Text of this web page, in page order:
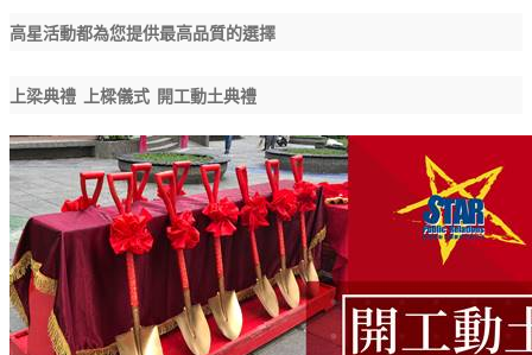
高星活動都為您提供最高品質的選擇
上梁典禮 上樑儀式 開工動土典禮